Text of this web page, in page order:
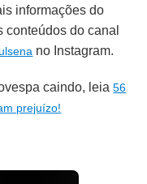
informações do
conteúdos do canal
no Instagram.
caindo, leia56
prejuízo!